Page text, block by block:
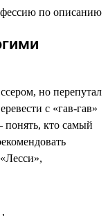
но перепутал
с «гав-гав»
понять, кто самый